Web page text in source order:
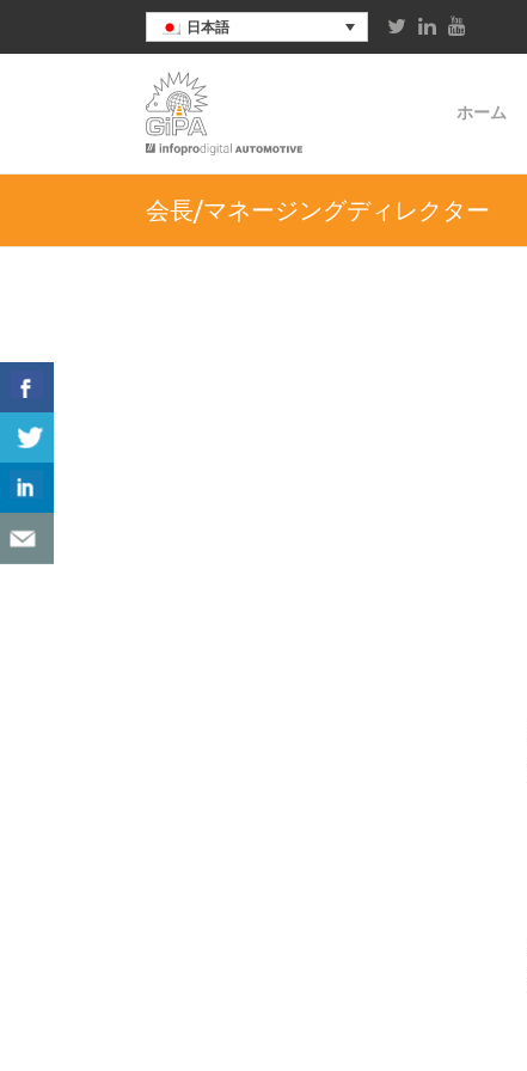
日本語
ホーム
会長/マネージングディレクター